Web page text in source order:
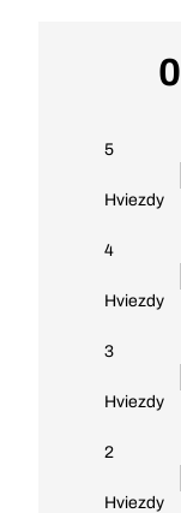
0
5
Hviezdy
4
Hviezdy
3
Hviezdy
2
Hviezdy